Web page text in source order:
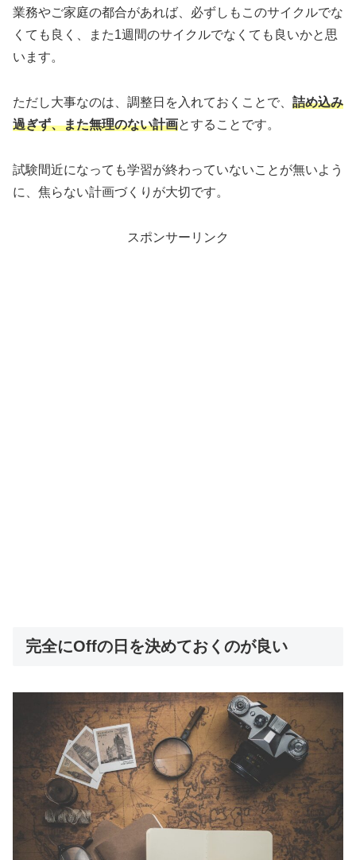
業務やご家庭の都合があれば、必ずしもこのサイクルでな
くても良く、また1週間のサイクルでなくても良いかと思
います。
ただし大事なのは、調整日を入れておくことで、 詰め込み
過ぎず、また無理のない計画とすることです。
試験間近になっても学習が終わっていないことが無いよう
に、焦らない計画づくりが大切です。
スポンサーリンク
完全にOffの日を決めておくのが良い